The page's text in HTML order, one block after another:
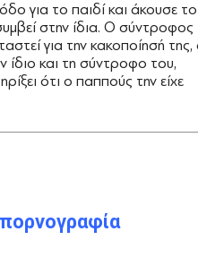
για το παιδί και άκουσε το
στην ίδια. Ο σύντροφος
για την κακοποίησή της,
ίδιο και τη σύντροφο του,
ότι ο παππούς την είχε